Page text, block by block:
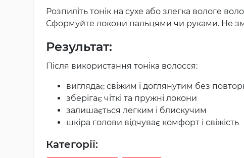
Розпиліть тонік на сухе або злегка вологе
Сформуйте локони пальцями чи руками. Не
Результат:
Після використання тоніка волосся:
виглядає свіжим і доглянутим без
зберігає чіткі та пружні локони
залишається легким і блискучим
шкіра голови відчуває комфорт і свіжість
Категорії: